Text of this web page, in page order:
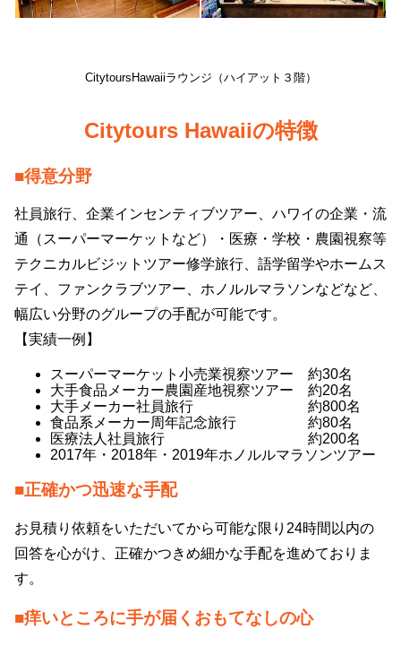
CitytoursHawaiiラウンジ（ハイアット３階）
Citytours Hawaiiの特徴
■得意分野
社員旅行、企業インセンティブツアー、ハワイの企業・流
通（スーパーマーケットなど）・医療・学校・農園視察等
テクニカルビジットツアー修学旅行、語学留学やホームス
テイ、ファンクラブツアー、ホノルルマラソンなどなど、
幅広い分野のグループの手配が可能です。
【実績一例】
スーパーマーケット小売業視察ツアー 約30名
大手食品メーカー農園産地視察ツアー 約20名
大手メーカー社員旅行 約800名
食品系メーカー周年記念旅行 約80名
医療法人社員旅行 約200名
2017年・2018年・2019年ホノルルマラソンツアー
■正確かつ迅速な手配
お見積り依頼をいただいてから可能な限り24時間以内の
回答を心がけ、正確かつきめ細かな手配を進めておりま
す。
■痒いところに手が届くおもてなしの心